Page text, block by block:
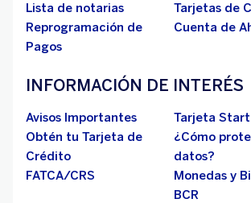
Lista de notarias
Tarjetas de
Reprogramación de
Pagos
Cuenta de
INFORMACIÓN DE INTERÉS
Avisos Importantes
Tarjeta Start
Obtén tu Tarjeta de
Crédito
¿Cómo
datos?
FATCA/CRS
Monedas y
BCR